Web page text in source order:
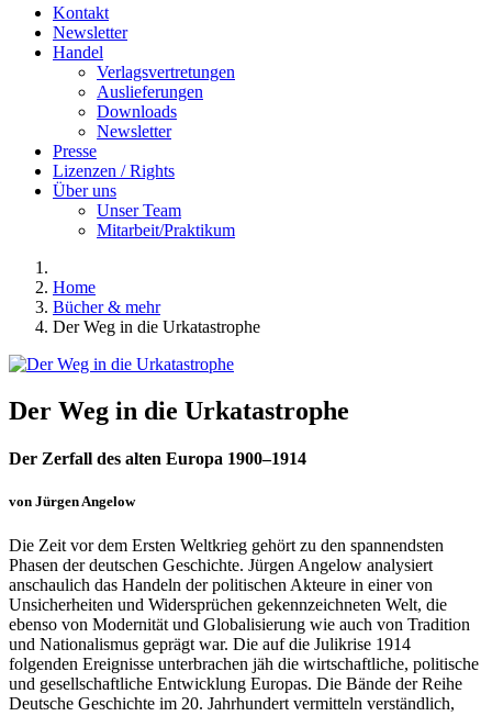
Kontakt
Newsletter
Handel
Verlagsvertretungen
Auslieferungen
Downloads
Newsletter
Presse
Lizenzen / Rights
Über uns
Unser Team
Mitarbeit/Praktikum
Home
Bücher & mehr
Der Weg in die Urkatastrophe
Der Weg in die Urkatastrophe
Der Zerfall des alten Europa 1900–1914
von Jürgen Angelow
Die Zeit vor dem Ersten Weltkrieg gehört zu den spannendsten
Phasen der deutschen Geschichte. Jürgen Angelow analysiert
anschaulich das Handeln der politischen Akteure in einer von
Unsicherheiten und Widersprüchen gekennzeichneten Welt, die
ebenso von Modernität und Globalisierung wie auch von Tradition
und Nationalismus geprägt war. Die auf die Julikrise 1914
folgenden Ereignisse unterbrachen jäh die wirtschaftliche, politische
und gesellschaftliche Entwicklung Europas. Die Bände der Reihe
Deutsche Geschichte im 20. Jahrhundert vermitteln verständlich,